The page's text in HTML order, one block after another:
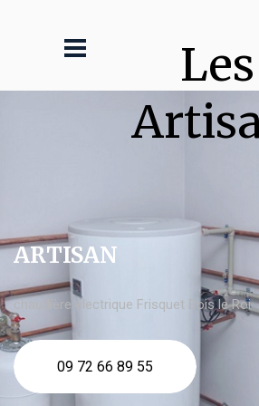
Les
ARTISAN
chaudière électrique Frisquet Bois le Roi
09 72 66 89 55